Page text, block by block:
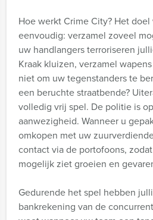
Hoe werkt Crime City? Het
eenvoudig: verzamel zoveel
uw handlangers terroriseren
Kraak kluizen, verzamel
niet om uw tegenstanders te
een beruchte straatbende?
volledig vrij spel. De politie is
aanwezigheid. Wanneer u
omkopen met uw
contact via de portofoons,
mogelijk ziet groeien en
Gedurende het spel hebben
bankrekening van de